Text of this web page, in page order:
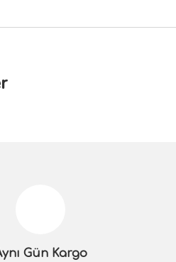
iletebilirsiniz.
Gün Kargo